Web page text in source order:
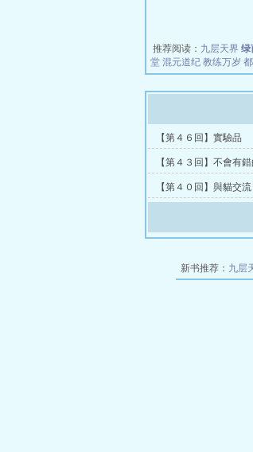
推荐阅读： 九层天界 绿
堂 混元道纪 教练万岁
【第４６回】實驗品
【第４３回】不會有
【第４０回】與貓交流
新书推荐： 九层